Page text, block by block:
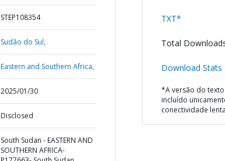
STEP108354
Sudão do Sul,
Eastern and Southern Africa,
2025/01/30
Disclosed
South Sudan - EASTERN AND
SOUTHERN AFRICA-
TXT*
Total
Download Stats
*A versão do
incluído
conectividade